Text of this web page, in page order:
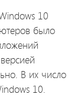
10
было
В их число
10.